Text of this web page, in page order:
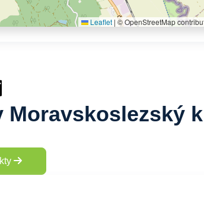
Leaflet | © OpenStreetMap
Moravskoslezský